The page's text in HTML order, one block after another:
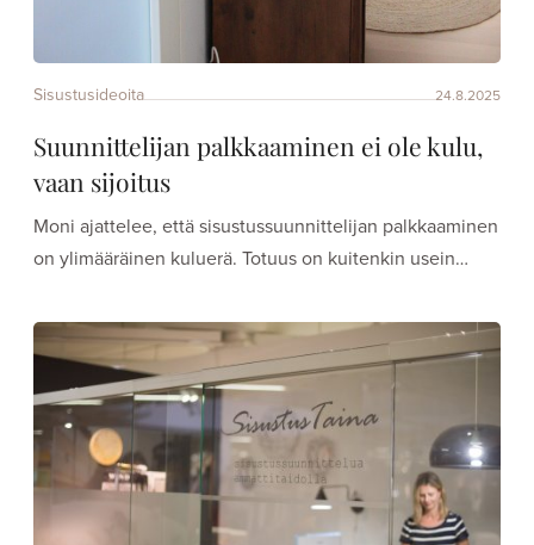
Sisustusideoita 24.8.2025
Suunnittelijan palkkaaminen ei ole kulu,
vaan sijoitus
Moni ajattelee, että sisustussuunnittelijan palkkaaminen
on ylimääräinen kuluerä. Totuus on kuitenkin usein…